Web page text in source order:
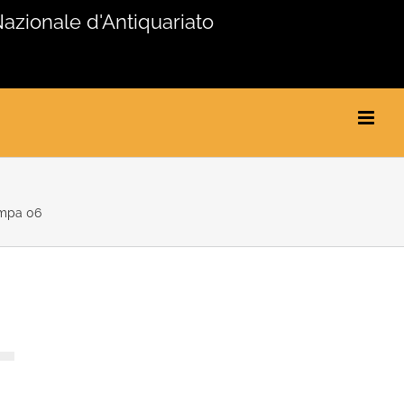
d'Antiquariato
06